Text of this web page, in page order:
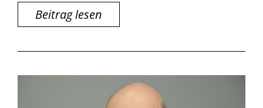
Beitrag lesen